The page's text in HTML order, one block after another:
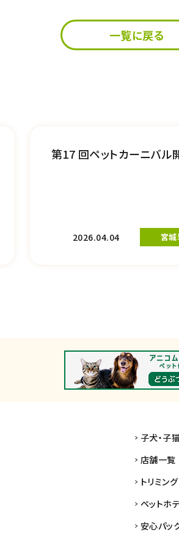
一覧に戻る
第17 回ペットカーニバル
2026.04.04 宮
子犬・子
店舗一覧
トリミング
ペットホ
安心パッ